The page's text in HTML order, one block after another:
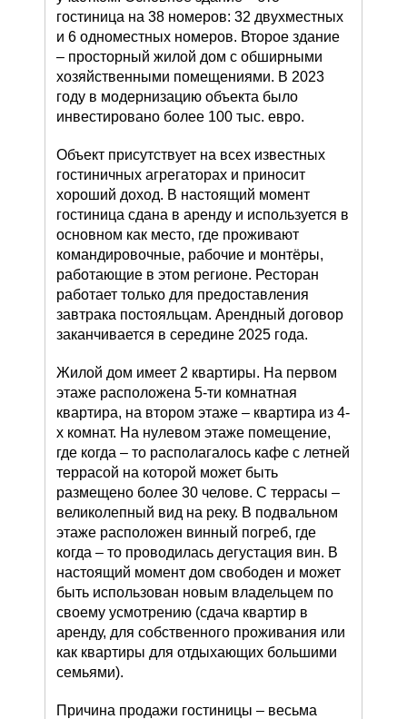
гостиница на 38 номеров: 32 двухместных
и 6 одноместных номеров. Второе здание
– просторный жилой дом с обширными
хозяйственными помещениями. В 2023
году в модернизацию объекта было
инвестировано более 100 тыс. евро.
Объект присутствует на всех известных
гостиничных агрегаторах и приносит
хороший доход. В настоящий момент
гостиница сдана в аренду и используется в
основном как место, где проживают
командировочные, рабочие и монтёры,
работающие в этом регионе. Ресторан
работает только для предоставления
завтрака постояльцам. Арендный договор
заканчивается в середине 2025 года.
Жилой дом имеет 2 квартиры. На первом
этаже расположена 5-ти комнатная
квартира, на втором этаже – квартира из 4-
х комнат. На нулевом этаже помещение,
где когда – то располагалось кафе с летней
террасой на которой может быть
размещено более 30 челове. С террасы –
великолепный вид на реку. В подвальном
этаже расположен винный погреб, где
когда – то проводилась дегустация вин. В
настоящий момент дом свободен и может
быть использован новым владельцем по
своему усмотрению (сдача квартир в
аренду, для собственного проживания или
как квартиры для отдыхающих большими
семьями).
Причина продажи гостиницы – весьма